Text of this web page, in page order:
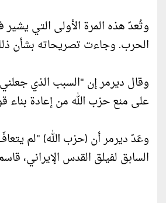
وتُعدّ هذه المرة الأولى التي
الحرب. وجاءت تصريحاته بشأن
وقال ديرمر إن "السبب الذي
على منع حزب الله من إعادة بناء
وعَدّ ديرمر أن (حزب الله) "لم
السابق لفيلق القدس الإيراني،